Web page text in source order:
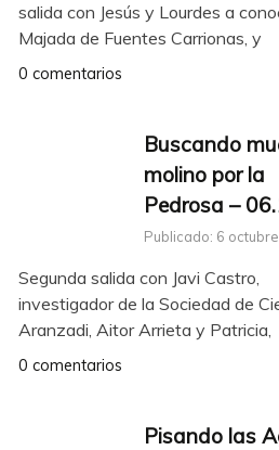
salida con Jesús y Lourdes a
Majada de Fuentes Carrionas, y
0 comentarios
Buscando
molino por la
Pedrosa –
Publicado: 6
Segunda salida con Javi Castro,
investigador de la Sociedad de
Aranzadi, Aitor Arrieta y Patricia,
0 comentarios
Pisando las